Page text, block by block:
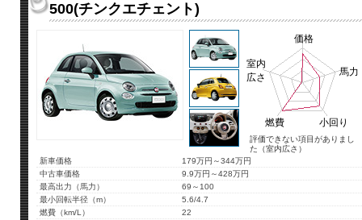
500(チンクエチェント)
価格
馬力
小回り
燃費
室内
広さ
評価できない項目がありまし
た（室内広さ）
新車価格
179万円～344万円
中古車価格
9.9万円～428万円
最高出力（馬力）
69～100
最小回転半径（m）
5.6/4.7
燃費（km/L）
22